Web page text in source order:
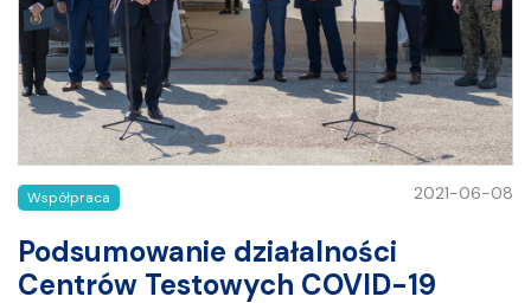
Współpraca 2021-06-08
Podsumowanie działalności
Centrów Testowych COVID-19